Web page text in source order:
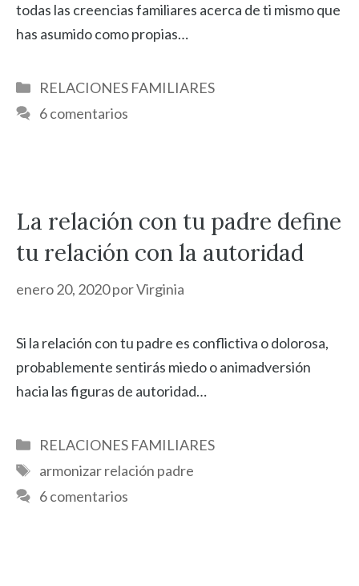
todas las creencias familiares acerca de ti mismo que
has asumido como propias…
Categorías
RELACIONES FAMILIARES
6 comentarios
La relación con tu padre define
tu relación con la autoridad
enero 20, 2020porVirginia
Si la relación con tu padre es conflictiva o dolorosa,
probablemente sentirás miedo o animadversión
hacia las figuras de autoridad…
Categorías
RELACIONES FAMILIARES
Etiquetas
armonizar relación padre
6 comentarios